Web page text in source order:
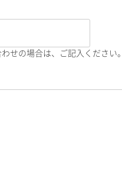
せの場合は、ご記入ください。